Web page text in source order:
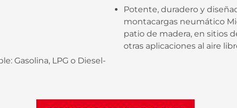
Gasolina, LPG o Diesel-
Potente, duradero y
montacargas neumático
patio de madera, en sitios
otras aplicaciones al aire